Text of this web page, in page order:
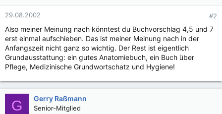
29.08.2002 #2
Also meiner Meinung nach könntest du Buchvorschlag 4,5 und 7
erst einmal aufschieben. Das ist meiner Meinung nach in der
Anfangszeit nicht ganz so wichtig. Der Rest ist eigentlich
Grundausstattung: ein gutes Anatomiebuch, ein Buch über
Pflege, Medizinische Grundwortschatz und Hygiene!
G Gerry Raßmann
Senior-Mitglied